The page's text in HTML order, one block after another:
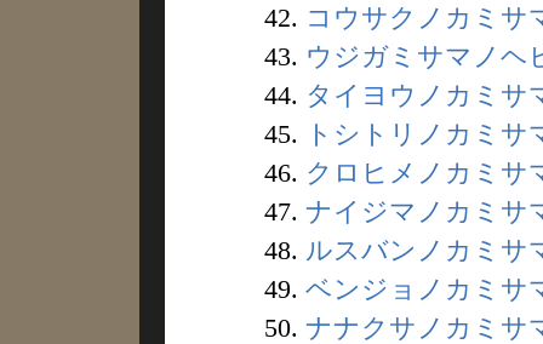
42. コウサクノカミサ
43. ウジガミサマノヘ
44. タイヨウノカミサ
45.
トシトリノカミサ
46. クロヒメノカミサ
47. ナイジマノカミサ
48. ルスバンノカミサ
49. ベンジョノカミサ
50. ナナクサノカミサ